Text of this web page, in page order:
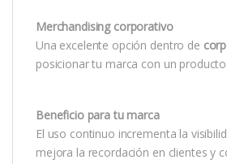
Merchandising corporativo
Una excelente opción dentro de
posicionar tu marca con un
Beneficio para tu marca
El uso continuo incrementa la
mejora la recordación en clientes y